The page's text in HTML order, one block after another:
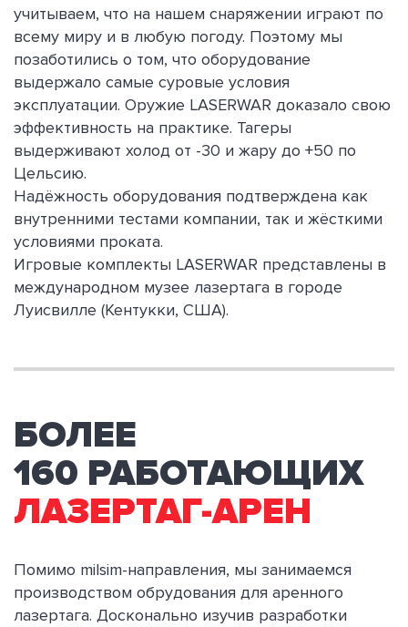
учитываем, что на нашем снаряжении играют по
всему миру и в любую погоду. Поэтому мы
позаботились о том, что оборудование
выдержало самые суровые условия
эксплуатации. Оружие LASERWAR доказало свою
эффективность на практике. Тагеры
выдерживают холод от -30 и жару до +50 по
Цельсию.
Надёжность оборудования подтверждена как
внутренними тестами компании, так и жёсткими
условиями проката.
Игровые комплекты LASERWAR представлены в
международном музее лазертага в городе
Луисвилле (Кентукки, США).
БОЛЕЕ
160 РАБОТАЮЩИХ
ЛАЗЕРТАГ-АРЕН
Помимо milsim-направления, мы занимаемся
производством обрудования для аренного
лазертага. Досконально изучив разработки